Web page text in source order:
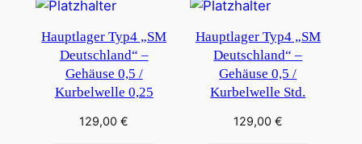
Hauptlager Typ4 „SM
Deutschland“ –
Gehäuse 0,5 /
Kurbelwelle 0,25
129,00€
Hauptlager Typ4 „SM
Deutschland“ –
Gehäuse 0,5 /
Kurbelwelle Std.
129,00 €